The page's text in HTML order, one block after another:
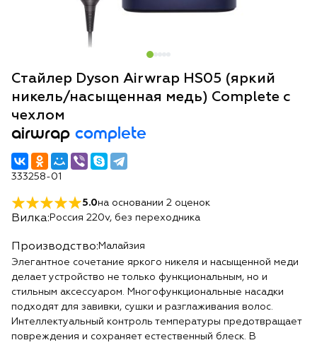
Стайлер Dyson Airwrap HS05 (яркий
никель/насыщенная медь) Complete с
чехлом
airwrap complete
333258-01
5.0на основании 2 оценок
Вилка: Россия 220v, без переходника
Производство: Малайзия
Элегантное сочетание яркого никеля и насыщенной меди
делает устройство не только функциональным, но и
стильным аксессуаром. Многофункциональные насадки
подходят для завивки, сушки и разглаживания волос.
Интеллектуальный контроль температуры предотвращает
повреждения и сохраняет естественный блеск. В